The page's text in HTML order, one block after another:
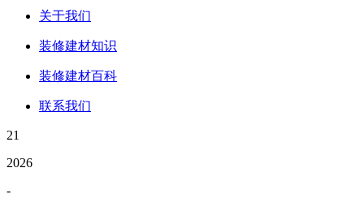
关于我们
装修建材知识
装修建材百科
联系我们
21
2026
-